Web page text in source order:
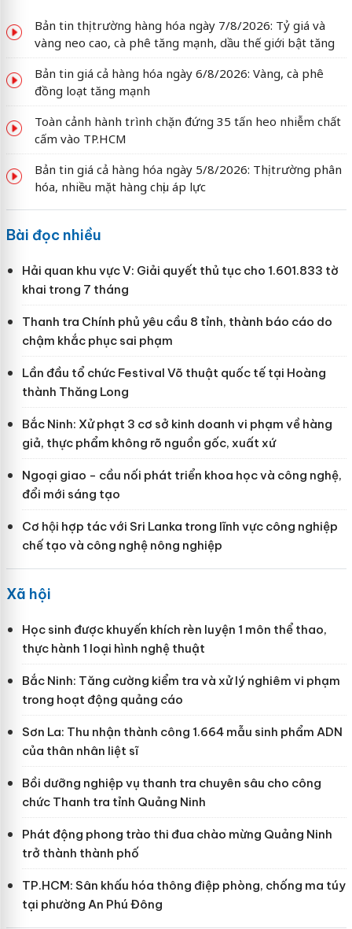
Bản tin thị trường hàng hóa ngày 7/8/2026: Tỷ giá và
vàng neo cao, cà phê tăng mạnh, dầu thế giới bật tăng
Bản tin giá cả hàng hóa ngày 6/8/2026: Vàng, cà phê
đồng loạt tăng mạnh
Toàn cảnh hành trình chặn đứng 35 tấn heo nhiễm chất
cấm vào TP.HCM
Bản tin giá cả hàng hóa ngày 5/8/2026: Thị trường phân
hóa, nhiều mặt hàng chịu áp lực
Bài đọc nhiều
Hải quan khu vực V: Giải quyết thủ tục cho 1.601.833 tờ
khai trong 7 tháng
Thanh tra Chính phủ yêu cầu 8 tỉnh, thành báo cáo do
chậm khắc phục sai phạm
Lần đầu tổ chức Festival Võ thuật quốc tế tại Hoàng
thành Thăng Long
Bắc Ninh: Xử phạt 3 cơ sở kinh doanh vi phạm về hàng
giả, thực phẩm không rõ nguồn gốc, xuất xứ
Ngoại giao - cầu nối phát triển khoa học và công nghệ,
đổi mới sáng tạo
Cơ hội hợp tác với Sri Lanka trong lĩnh vực công nghiệp
chế tạo và công nghệ nông nghiệp
Xã hội
Học sinh được khuyến khích rèn luyện 1 môn thể thao,
thực hành 1 loại hình nghệ thuật
Bắc Ninh: Tăng cường kiểm tra và xử lý nghiêm vi phạm
trong hoạt động quảng cáo
Sơn La: Thu nhận thành công 1.664 mẫu sinh phẩm ADN
của thân nhân liệt sĩ
Bồi dưỡng nghiệp vụ thanh tra chuyên sâu cho công
chức Thanh tra tỉnh Quảng Ninh
Phát động phong trào thi đua chào mừng Quảng Ninh
trở thành thành phố
TP.HCM: Sân khấu hóa thông điệp phòng, chống ma túy
tại phường An Phú Đông